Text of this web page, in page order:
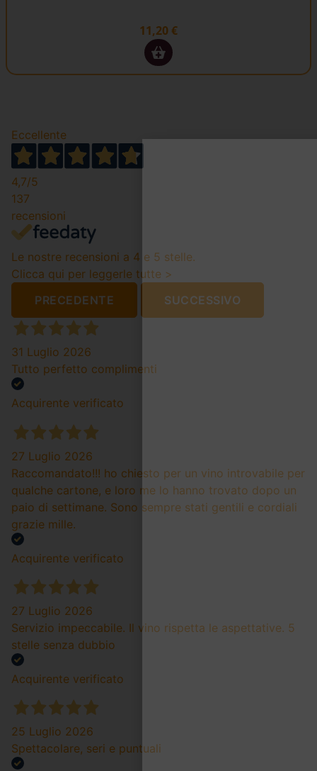
11,20€
Eccellente
4,7/5
137
recensioni
Le nostre recensioni a 4 e 5 stelle.
Clicca qui per leggerle tutte >
PRECEDENTE
SUCCESSIVO
31 Luglio 2026
Tutto perfetto complimenti
Acquirente verificato
27 Luglio 2026
Raccomandato!!! ho chiesto per un vino introvabile per
qualche cartone, e loro me lo hanno trovato dopo un
paio di settimane. Sono sempre stati gentili e cordiali
grazie mille.
Acquirente verificato
27 Luglio 2026
Servizio impeccabile. Il vino rispetta le aspettative. 5
stelle senza dubbio
Acquirente verificato
25 Luglio 2026
Spettacolare, seri e puntuali